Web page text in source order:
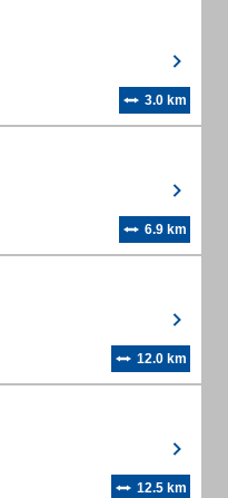
3.0 km
6.9 km
12.0 km
12.5 km